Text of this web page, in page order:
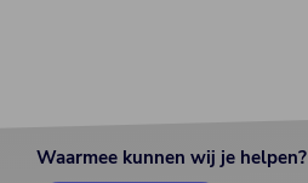
Waarmee kunnen wij je helpen?